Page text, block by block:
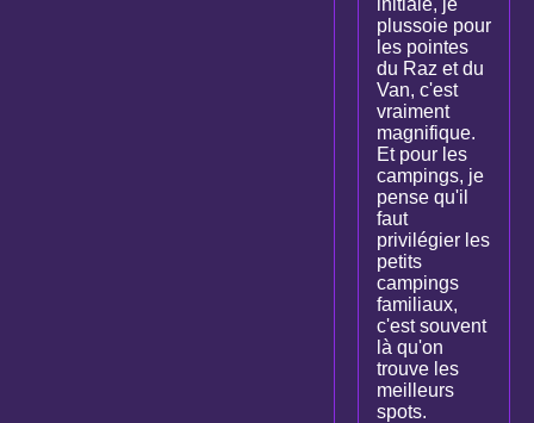
initiale, je
plussoie pour
les pointes
du Raz et du
Van, c'est
vraiment
magnifique.
Et pour les
campings, je
pense qu'il
faut
privilégier les
petits
campings
familiaux,
c'est souvent
là qu'on
trouve les
meilleurs
spots.